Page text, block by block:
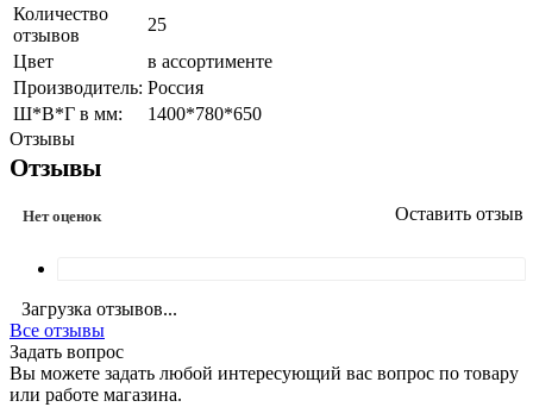
Количество
отзывов
25
Цвет
в ассортименте
Производитель: Россия
Ш*В*Г в мм:
1400*780*650
Отзывы
Отзывы
Нет оценок Оставить отзыв
Загрузка отзывов...
Все отзывы
Задать вопрос
Вы можете задать любой интересующий вас вопрос по товару
или работе магазина.